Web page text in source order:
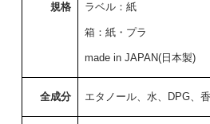
規格 ラベル：紙
箱：紙・プラ
made in JAPAN(日本製)
全成分 エタノール、水、DPG、